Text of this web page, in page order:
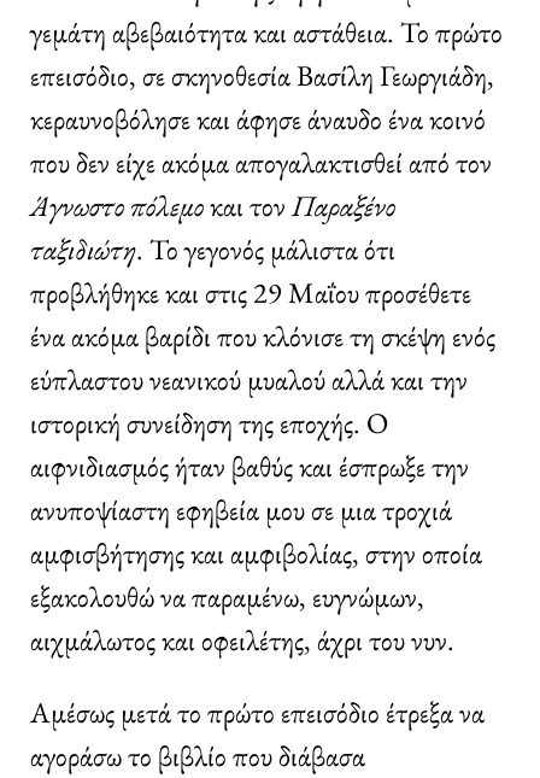
γεμάτη αβεβαιότητα και αστάθεια. Το πρώτο
επεισόδιο, σε σκηνοθεσία Βασίλη Γεωργιάδη,
κεραυνοβόλησε και άφησε άναυδο ένα κοινό
που δεν είχε ακόμα απογαλακτισθεί από τον
Άγνωστο πόλεμοκαι τονΠαραξένο
ταξιδιώτη. Το γεγονός μάλιστα ότι
προβλήθηκε και στις 29 Μαΐου προσέθετε
ένα ακόμα βαρίδι που κλόνισε τη σκέψη ενός
εύπλαστου νεανικού μυαλού αλλά και την
ιστορική συνείδηση της εποχής. Ο
αιφνιδιασμός ήταν βαθύς και έσπρωξε την
ανυποψίαστη εφηβεία μου σε μια τροχιά
αμφισβήτησης και αμφιβολίας, στην οποία
εξακολουθώ να παραμένω, ευγνώμων,
αιχμάλωτος και οφειλέτης, άχρι του νυν.
Αμέσως μετά το πρώτο επεισόδιο έτρεξα να
αγοράσω το βιβλίο που διάβασα